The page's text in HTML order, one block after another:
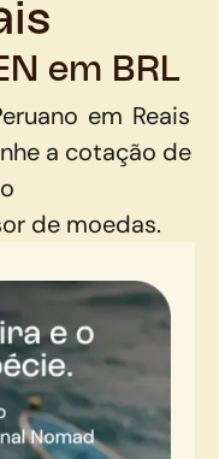
em BRL
em Reais
a cotação de
de moedas.